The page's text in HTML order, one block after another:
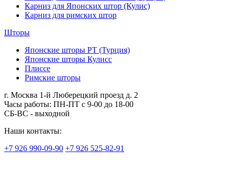
Карниз для Японских штор (Кулис)
Карниз для римских штор
Шторы
Японские шторы РТ (Турция)
Японские шторы Кулисс
Плиссе
Римские шторы
г. Москва 1-й Люберецкий проезд д. 2
Часы работы: ПН-ПТ с 9-00 до 18-00
СБ-ВС - выходной
Наши контакты:
+7 926 990-09-90 +7 926 525-82-91